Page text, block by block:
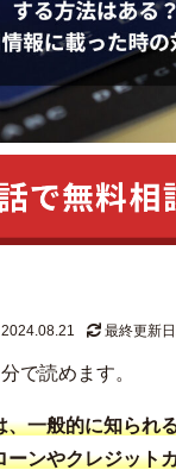
の借金 クレカ 強制
士法人のご紹介
スタッフ紹介
最終更新
で読めます。
、一般的に知られ
ーンやクレジット